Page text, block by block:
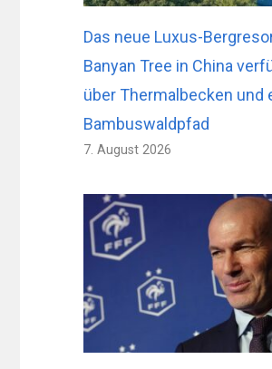
Das neue Luxus-
Banyan Tree in China
über Thermalbecken und
Bambuswaldpfad
7. August 2026